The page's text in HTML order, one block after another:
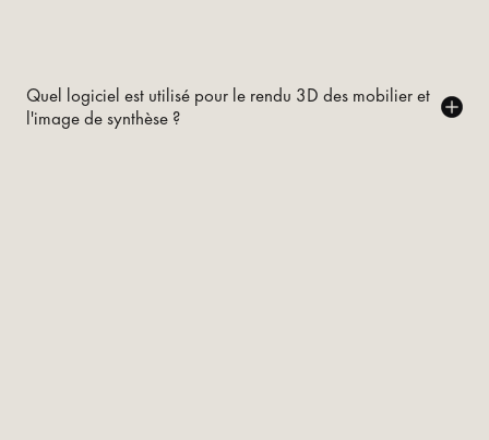
Quel logiciel est utilisé pour le rendu 3D des mobilier et
l'image de synthèse ?